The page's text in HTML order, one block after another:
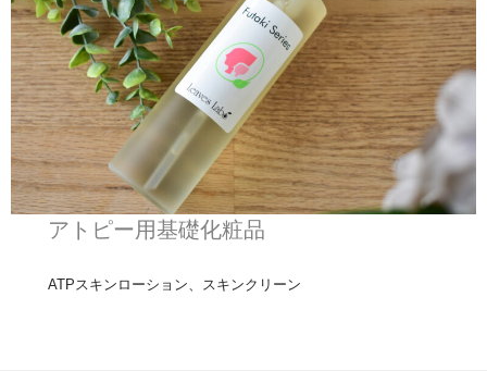
アトピー用基礎化粧品
ATPスキンローション、スキンクリーン